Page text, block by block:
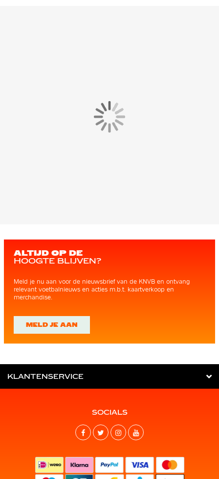
ALTIJD OP DE
HOOGTE BLIJVEN?
Meld je nu aan voor de nieuwsbrief van de KNVB en ontvang
relevant voetbalnieuws en acties m.b.t. kaartverkoop en
merchandise.
MELD JE AAN
KLANTENSERVICE
SOCIALS